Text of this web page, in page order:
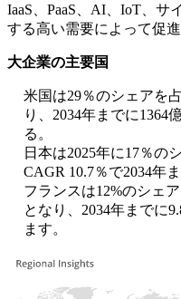
IaaS、PaaS、AI、IoT、
する高い需要によって促進
大企業の主要国
米国は29％のシェアを
り、2034年までに1364
る。
日本は2025年に17％の
CAGR 10.7％で2034年
フランスは12%のシェ
となり、2034年までに
ます。